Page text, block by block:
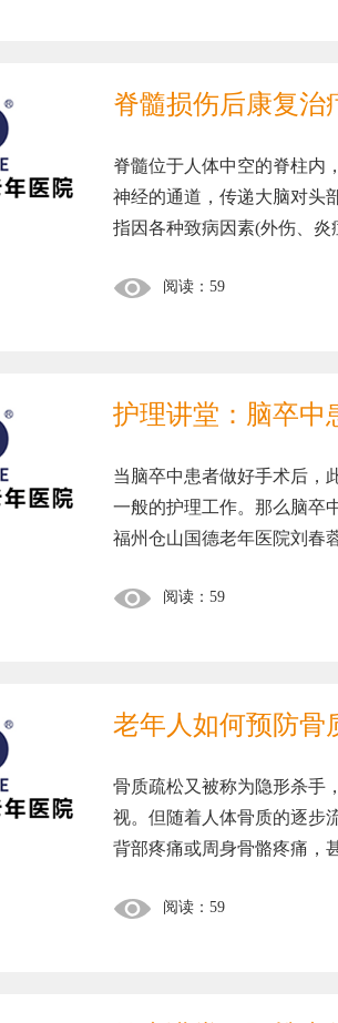
脊髓损伤后康复治
脊髓位于人体中空的脊柱内
神经的通道，传递大脑对头
指因各种致病因素(外伤、炎
阅读：59
护理讲堂：脑卒中
当脑卒中患者做好手术后，
一般的护理工作。那么脑卒
福州仓山国德老年医院刘春
阅读：59
老年人如何预防骨
骨质疏松又被称为隐形杀手
视。但随着人体骨质的逐步
背部疼痛或周身骨骼疼痛，
阅读：59